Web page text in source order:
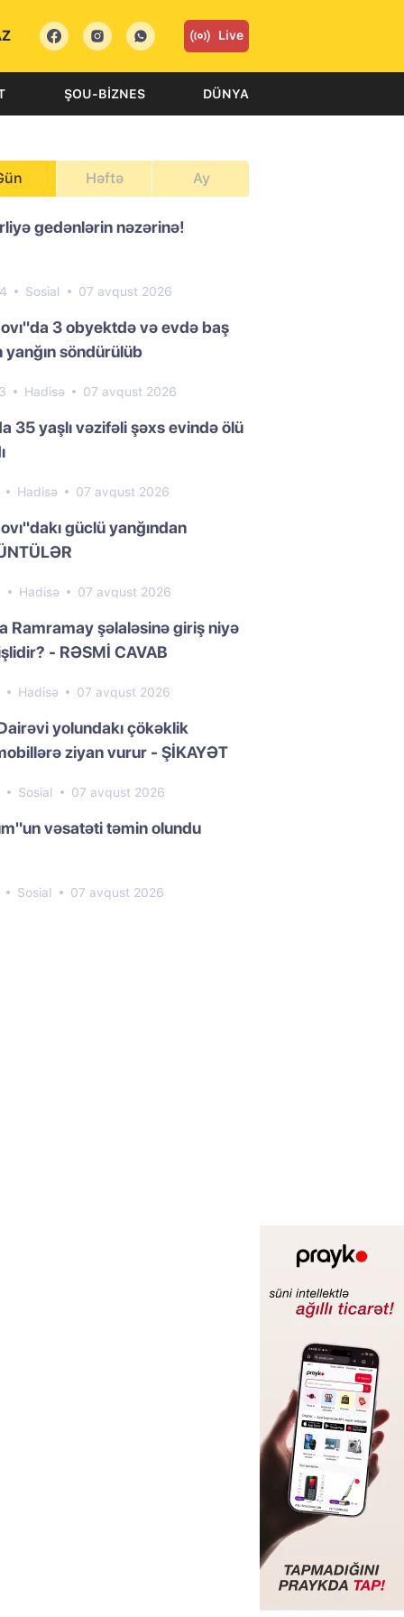
Live
ŞOU-BIZNES DÜNYA
Həftə Ay
gedənlərin nəzərinə!
Sosial 07 avqust 2026
3 obyektdə və evdə baş
yanğın söndürülüb
Hadisə 07 avqust 2026
35 yaşlı vəzifəli şəxs evində ölü
Hadisə 07 avqust 2026
güclü yanğından
Hadisə 07 avqust 2026
Ramramay şəlaləsinə giriş niyə
- RƏSMİ CAVAB
Hadisə 07 avqust 2026
yolundakı çökəklik
ziyan vurur - ŞİKAYƏT
Sosial 07 avqust 2026
vəsatəti təmin olundu
Sosial 07 avqust 2026